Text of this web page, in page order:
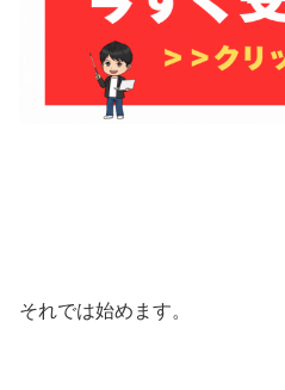
それでは始めます。